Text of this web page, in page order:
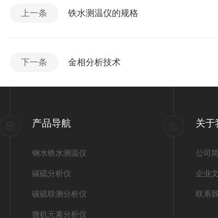
上一条 铁水测温仪的规格
下一条 金相分析技术
产品导航
钢水铁水测温仪
碳硫分析仪
碳硫联测分析仪
微机元素分析仪
关于
公司
企业
联系